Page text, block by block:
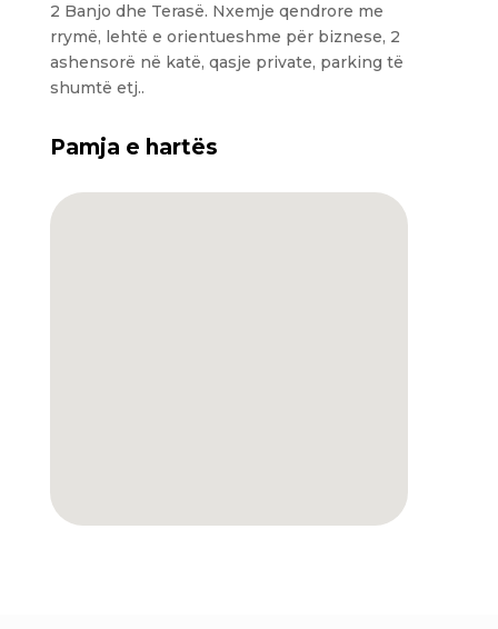
2 Banjo dhe Terasë. Nxemje qendrore me
rrymë, lehtë e orientueshme për biznese, 2
ashensorë në katë, qasje private, parking të
shumtë etj..
Pamja e hartës